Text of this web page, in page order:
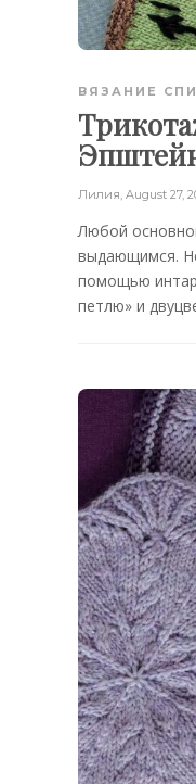
ВЯЗАНИЕ
Лилия, August 27,
Любой
выдающимся.
помощью
петлю» и